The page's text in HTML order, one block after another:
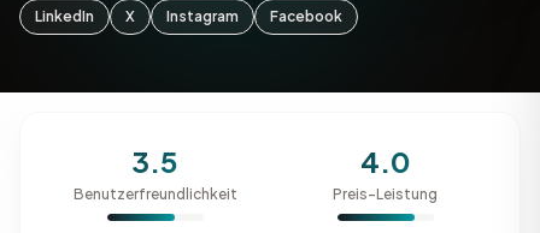
LinkedIn X Instagram Facebook
3.5
Benutzerfreundlichkeit
4.0
Preis-Leistung